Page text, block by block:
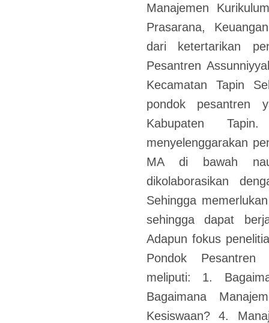
Manajemen
Prasarana,
dari ketertarikan
Pesantren
Kecamatan Tapin
pondok
Kabupaten
menyelenggarakan
MA di bawah
dikolaborasikan
Sehingga
sehingga dapat
Adapun fokus
Pondok Pesantren
meliputi: 1.
Bagaimana
Kesiswaan? 4.